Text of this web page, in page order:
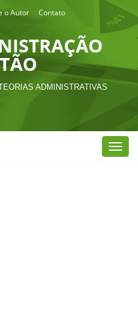
o Autor Contato
ADMINISTRATIVAS